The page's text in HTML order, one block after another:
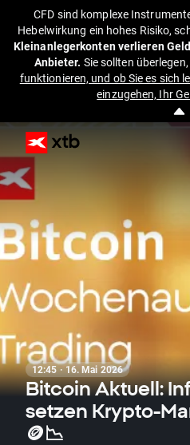
CFD sind komplexe
Hebelwirkung ein hohes Risiko,
Kleinanlegerkonten verlieren
Anbieter. Sie sollten
funktionieren, und ob Sie es sich
einzugehen, Ihr
12:45 · 16. Mai 2026
Bitcoin Aktuell:
setzen Krypto-
🪙📉